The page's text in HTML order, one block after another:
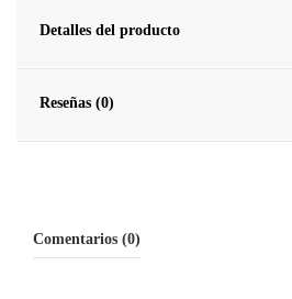
Detalles del producto
Reseñas (0)
Comentarios (0)